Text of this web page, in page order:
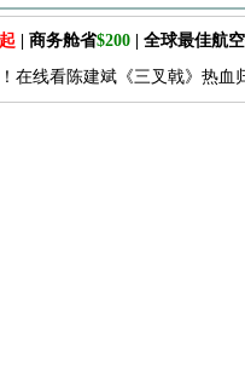
| 商务舱省$200 | 全球最佳航
在线看陈建斌《三叉戟》热血